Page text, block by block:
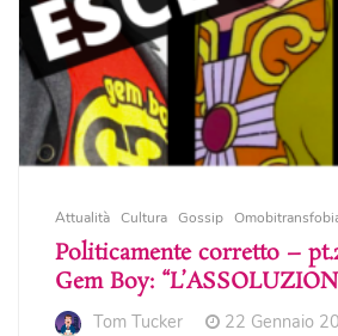
Attualità Cultura Gossip
Politicamente corretto –
Gem Boy:
Tom Tucker 22 Gennaio